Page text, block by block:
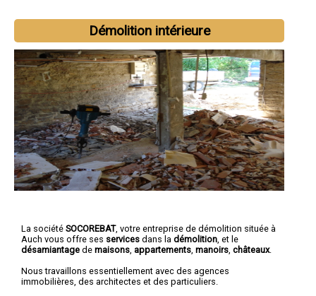
Démolition intérieure
La société SOCOREBAT, votre entreprise de démolition située à
Auch vous offre ses services dans la démolition , et le
désamiantage de maisons appartements manoirs châteaux.
Nous travaillons essentiellement avec des agences
immobilières, des architectes et des particuliers.